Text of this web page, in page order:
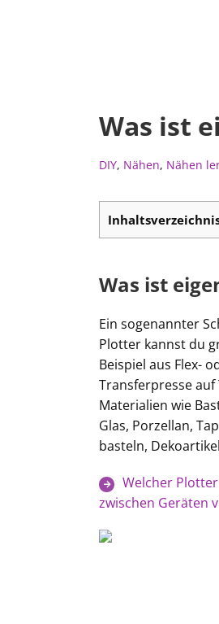
Was ist
DIY, Nähen, Nähen
Was ist
Ein sogenannter
Plotter kannst du
Beispiel aus Flex-
Transferpresse
Materialien wie
Glas, Porzellan,
basteln,
Welcher
zwischen Geräten